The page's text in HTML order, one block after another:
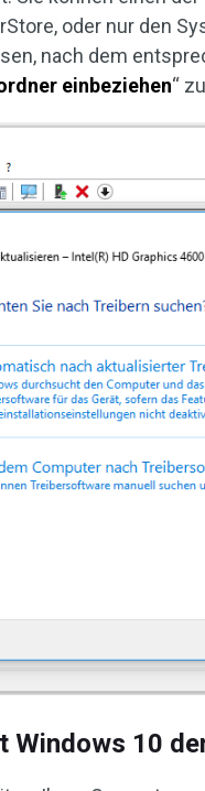
oder nur den
nach dem
einbeziehen“
Windows 10